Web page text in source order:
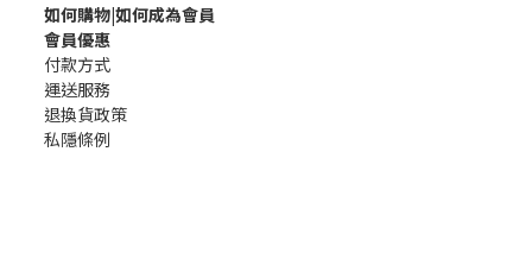
如何購物|如何成為會員
會員優惠
付款方式
運送服務
退換貨政策
私隱條例